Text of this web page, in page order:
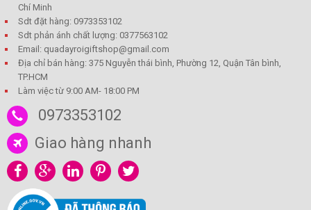
Chí Minh
Sdt đặt hàng: 0973353102
Sdt phản ánh chất lượng: 0377563102
Email: quadayroigiftshop@gmail.com
Địa chỉ bán hàng: 375 Nguyễn thái bình, Phường 12, Quận Tân bình,
TP.HCM
Làm việc từ 9:00 AM- 18:00 PM
0973353102
Giao hàng nhanh